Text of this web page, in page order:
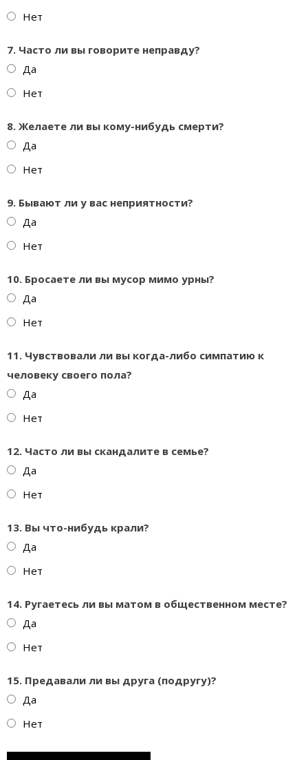
Нет
7. Часто ли вы говорите неправду?
Да
Нет
8. Желаете ли вы кому-нибудь смерти?
Да
Нет
9. Бывают ли у вас неприятности?
Да
Нет
10. Бросаете ли вы мусор мимо урны?
Да
Нет
11. Чувствовали ли вы когда-либо симпатию к
человеку своего пола?
Да
Нет
12. Часто ли вы скандалите в семье?
Да
Нет
13. Вы что-нибудь крали?
Да
Нет
14. Ругаетесь ли вы матом в общественном месте?
Да
Нет
15. Предавали ли вы друга (подругу)?
Да
Нет